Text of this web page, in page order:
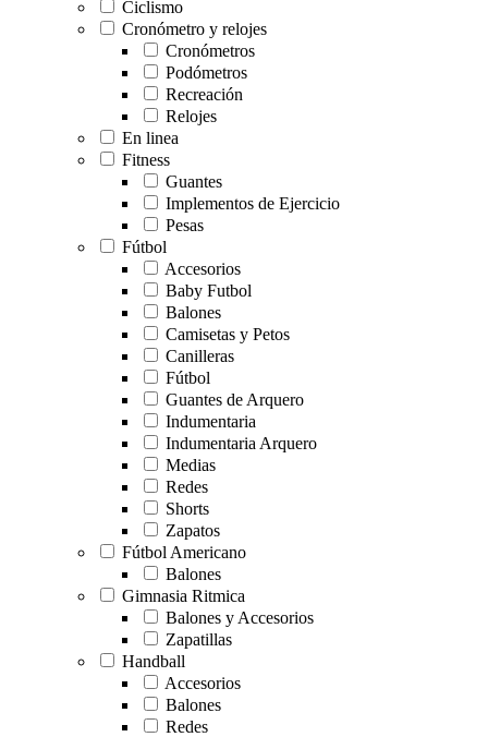
Ciclismo
Cronómetro y relojes
Cronómetros
Podómetros
Recreación
Relojes
En linea
Fitness
Guantes
Implementos de Ejercicio
Pesas
Fútbol
Accesorios
Baby Futbol
Balones
Camisetas y Petos
Canilleras
Fútbol
Guantes de Arquero
Indumentaria
Indumentaria Arquero
Medias
Redes
Shorts
Zapatos
Fútbol Americano
Balones
Gimnasia Ritmica
Balones y Accesorios
Zapatillas
Handball
Accesorios
Balones
Redes